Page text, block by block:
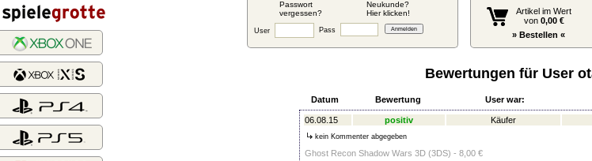
Passwort
vergessen?
Neukunde?
Hier klicken!
User Pass
Artikel im Wert
von 0,00 €
» Bestellen «
Bewertungen für User
Datum Bewertung User war:
06.08.15 positiv Käufer
kein Kommenter abgegeben
Ghost Recon Shadow Wars 3D (3DS) - 8,00 €